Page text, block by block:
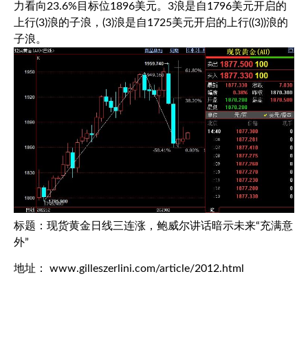
力看向23.6%目标位1896美元。3浪是自1796美元开启的
上行(3)浪的子浪，(3)浪是自1725美元开启的上行((3))浪的
子浪。
标题：现货黄金日线三连涨，鲍威尔讲话暗示未来“充满意
外”
地址： www.gilleszerlini.com/article/2012.html